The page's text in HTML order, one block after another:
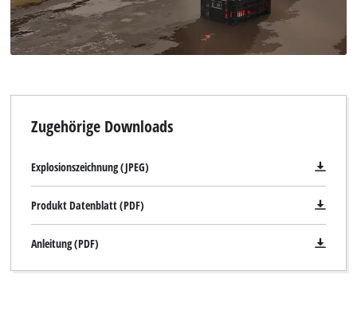
Zugehörige Downloads
Explosionszeichnung (JPEG)
Produkt Datenblatt (PDF)
Anleitung (PDF)